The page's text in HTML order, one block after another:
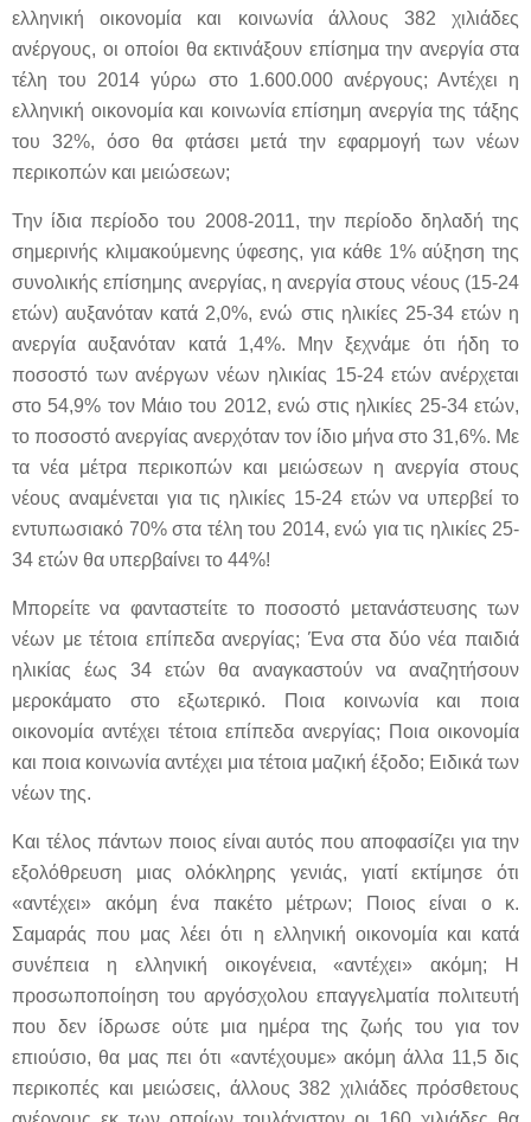
ελληνική οικονομία και κοινωνία άλλους 382 χιλιάδες
ανέργους, οι οποίοι θα εκτινάξουν επίσημα την ανεργία στα
τέλη του 2014 γύρω στο 1.600.000 ανέργους; Αντέχει η
ελληνική οικονομία και κοινωνία επίσημη ανεργία της τάξης
του 32%, όσο θα φτάσει μετά την εφαρμογή των νέων
περικοπών και μειώσεων;
Την ίδια περίοδο του 2008-2011, την περίοδο δηλαδή της
σημερινής κλιμακούμενης ύφεσης, για κάθε 1% αύξηση της
συνολικής επίσημης ανεργίας, η ανεργία στους νέους (15-24
ετών) αυξανόταν κατά 2,0%, ενώ στις ηλικίες 25-34 ετών η
ανεργία αυξανόταν κατά 1,4%. Μην ξεχνάμε ότι ήδη το
ποσοστό των ανέργων νέων ηλικίας 15-24 ετών ανέρχεται
στο 54,9% τον Μάιο του 2012, ενώ στις ηλικίες 25-34 ετών,
το ποσοστό ανεργίας ανερχόταν τον ίδιο μήνα στο 31,6%. Με
τα νέα μέτρα περικοπών και μειώσεων η ανεργία στους
νέους αναμένεται για τις ηλικίες 15-24 ετών να υπερβεί το
εντυπωσιακό 70% στα τέλη του 2014, ενώ για τις ηλικίες 25-
34 ετών θα υπερβαίνει το 44%!
Μπορείτε να φανταστείτε το ποσοστό μετανάστευσης των
νέων με τέτοια επίπεδα ανεργίας; Ένα στα δύο νέα παιδιά
ηλικίας έως 34 ετών θα αναγκαστούν να αναζητήσουν
μεροκάματο στο εξωτερικό. Ποια κοινωνία και ποια
οικονομία αντέχει τέτοια επίπεδα ανεργίας; Ποια οικονομία
και ποια κοινωνία αντέχει μια τέτοια μαζική έξοδο; Ειδικά των
νέων της.
Και τέλος πάντων ποιος είναι αυτός που αποφασίζει για την
εξολόθρευση μιας ολόκληρης γενιάς, γιατί εκτίμησε ότι
«αντέχει» ακόμη ένα πακέτο μέτρων; Ποιος είναι ο κ.
Σαμαράς που μας λέει ότι η ελληνική οικονομία και κατά
συνέπεια η ελληνική οικογένεια, «αντέχει» ακόμη; Η
προσωποποίηση του αργόσχολου επαγγελματία πολιτευτή
που δεν ίδρωσε ούτε μια ημέρα της ζωής του για τον
επιούσιο, θα μας πει ότι «αντέχουμε» ακόμη άλλα 11,5 δις
περικοπές και μειώσεις, άλλους 382 χιλιάδες πρόσθετους